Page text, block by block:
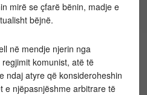
mirë se çfarë bënin, madje e
bëjnë.
në mendje njerin nga
komunist, atë të
ndaj atyre që konsideroheshin
e njëpasnjëshme arbitrare të